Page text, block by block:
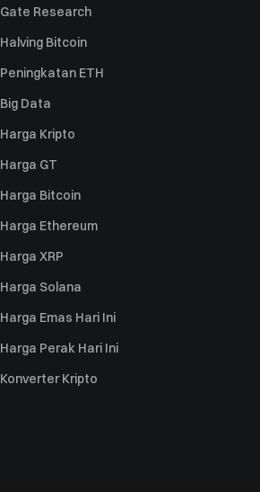
Gate Research
Halving Bitcoin
Peningkatan ETH
Big Data
Harga Kripto
Harga GT
Harga Bitcoin
Harga Ethereum
Harga XRP
Harga Solana
Harga Emas Hari Ini
Harga Perak Hari Ini
Konverter Kripto